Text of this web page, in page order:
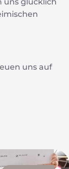
uns auf